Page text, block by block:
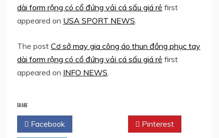
dài form rộng có cổ đứng vải cá sấu giá rẻ first
appeared on USA SPORT NEWS.
The post Cơ sở may gia công áo thun đồng phục tay
dài form rộng có cổ đứng vải cá sấu giá rẻ first
appeared on INFO NEWS.
SHARE
Facebook Pinterest